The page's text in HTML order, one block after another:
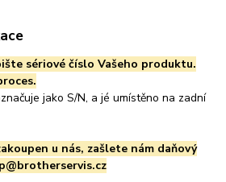
sériové číslo Vašeho produktu.
jako S/N, a jé umístěno na zadní
u nás, zašlete nám daňový